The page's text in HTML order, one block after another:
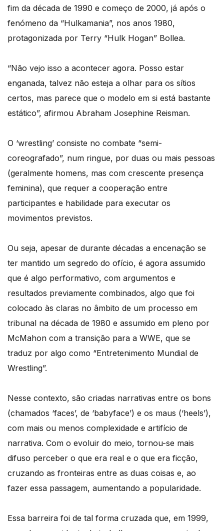
fim da década de 1990 e começo de 2000, já após o
fenómeno da “Hulkamania”, nos anos 1980,
protagonizada por Terry “Hulk Hogan” Bollea.
“Não vejo isso a acontecer agora. Posso estar
enganada, talvez não esteja a olhar para os sítios
certos, mas parece que o modelo em si está bastante
estático”, afirmou Abraham Josephine Reisman.
O ‘wrestling’ consiste no combate “semi-
coreografado”, num ringue, por duas ou mais pessoas
(geralmente homens, mas com crescente presença
feminina), que requer a cooperação entre
participantes e habilidade para executar os
movimentos previstos.
Ou seja, apesar de durante décadas a encenação se
ter mantido um segredo do ofício, é agora assumido
que é algo performativo, com argumentos e
resultados previamente combinados, algo que foi
colocado às claras no âmbito de um processo em
tribunal na década de 1980 e assumido em pleno por
McMahon com a transição para a WWE, que se
traduz por algo como “Entretenimento Mundial de
Wrestling”.
Nesse contexto, são criadas narrativas entre os bons
(chamados ‘faces’, de ‘babyface’) e os maus (‘heels’),
com mais ou menos complexidade e artifício de
narrativa. Com o evoluir do meio, tornou-se mais
difuso perceber o que era real e o que era ficção,
cruzando as fronteiras entre as duas coisas e, ao
fazer essa passagem, aumentando a popularidade.
Essa barreira foi de tal forma cruzada que, em 1999,